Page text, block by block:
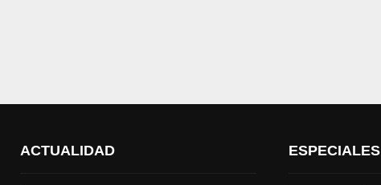
ACTUALIDAD ESPECIALES